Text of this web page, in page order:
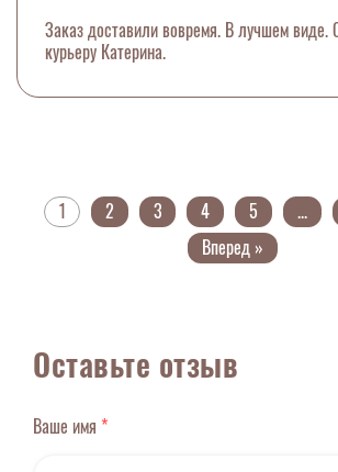
Заказ доставили вовремя. В лучшем виде.
курьеру Катерина.
1 2 3 4 5 ...
Вперед »
Оставьте отзыв
Ваше имя *